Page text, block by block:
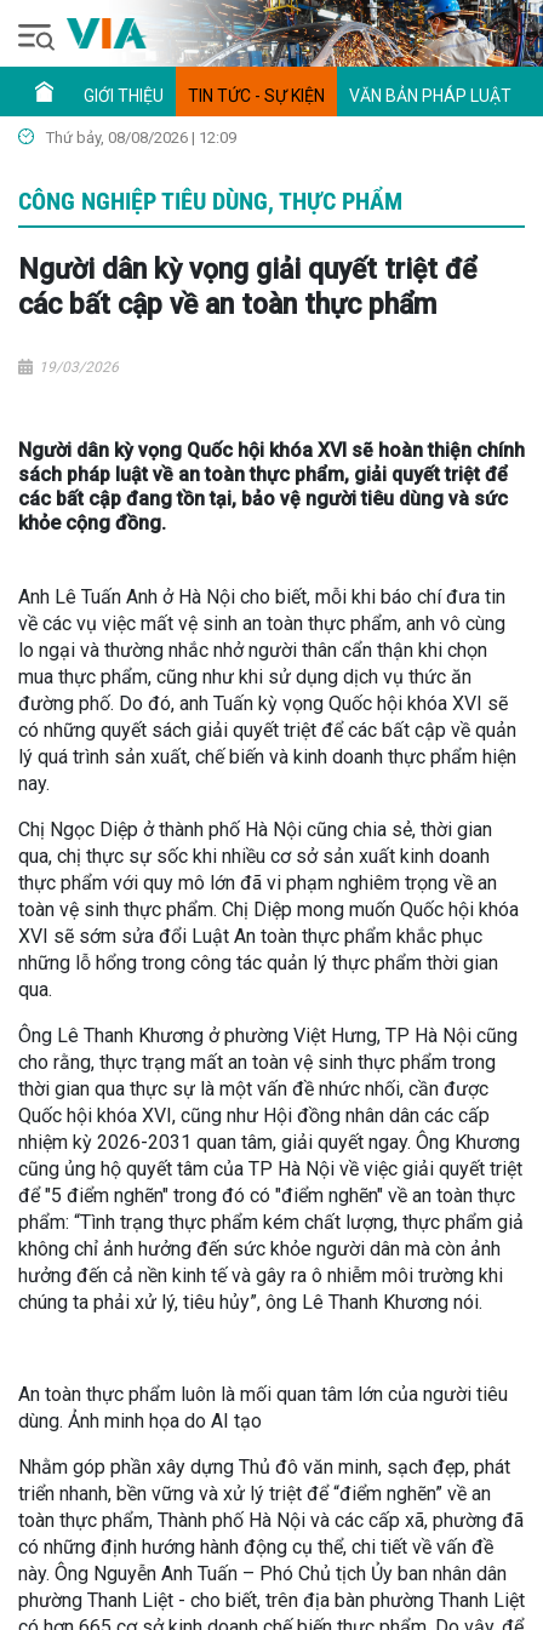
GIỚI THIỆU TIN TỨC - SỰ KIỆN VĂN BẢN PHÁP LUẬT
Thứ bảy, 08/08/2026 | 12:09
CÔNG NGHIỆP TIÊU DÙNG, THỰC PHẨM
Người dân kỳ vọng giải quyết triệt để
các bất cập về an toàn thực phẩm
19/03/2026
Người dân kỳ vọng Quốc hội khóa XVI sẽ hoàn thiện chính
sách pháp luật về an toàn thực phẩm, giải quyết triệt để
các bất cập đang tồn tại, bảo vệ người tiêu dùng và sức
khỏe cộng đồng.
Anh Lê Tuấn Anh ở Hà Nội cho biết, mỗi khi báo chí đưa tin
về các vụ việc mất vệ sinh an toàn thực phẩm, anh vô cùng
lo ngại và thường nhắc nhở người thân cẩn thận khi chọn
mua thực phẩm, cũng như khi sử dụng dịch vụ thức ăn
đường phố. Do đó, anh Tuấn kỳ vọng Quốc hội khóa XVI sẽ
có những quyết sách giải quyết triệt để các bất cập về quản
lý quá trình sản xuất, chế biến và kinh doanh thực phẩm hiện
nay.
Chị Ngọc Diệp ở thành phố Hà Nội cũng chia sẻ, thời gian
qua, chị thực sự sốc khi nhiều cơ sở sản xuất kinh doanh
thực phẩm với quy mô lớn đã vi phạm nghiêm trọng về an
toàn vệ sinh thực phẩm. Chị Diệp mong muốn Quốc hội khóa
XVI sẽ sớm sửa đổi Luật An toàn thực phẩm khắc phục
những lỗ hổng trong công tác quản lý thực phẩm thời gian
qua.
Ông Lê Thanh Khương ở phường Việt Hưng, TP Hà Nội cũng
cho rằng, thực trạng mất an toàn vệ sinh thực phẩm trong
thời gian qua thực sự là một vấn đề nhức nhối, cần được
Quốc hội khóa XVI, cũng như Hội đồng nhân dân các cấp
nhiệm kỳ 2026-2031 quan tâm, giải quyết ngay. Ông Khương
cũng ủng hộ quyết tâm của TP Hà Nội về việc giải quyết triệt
để "5 điểm nghẽn" trong đó có "điểm nghẽn" về an toàn thực
phẩm: “Tình trạng thực phẩm kém chất lượng, thực phẩm giả
không chỉ ảnh hưởng đến sức khỏe người dân mà còn ảnh
hưởng đến cả nền kinh tế và gây ra ô nhiễm môi trường khi
chúng ta phải xử lý, tiêu hủy”, ông Lê Thanh Khương nói.
An toàn thực phẩm luôn là mối quan tâm lớn của người tiêu
dùng. Ảnh minh họa do AI tạo
Nhằm góp phần xây dựng Thủ đô văn minh, sạch đẹp, phát
triển nhanh, bền vững và xử lý triệt để “điểm nghẽn” về an
toàn thực phẩm, Thành phố Hà Nội và các cấp xã, phường đã
có những định hướng hành động cụ thể, chi tiết về vấn đề
này. Ông Nguyễn Anh Tuấn – Phó Chủ tịch Ủy ban nhân dân
phường Thanh Liệt - cho biết, trên địa bàn phường Thanh Liệt